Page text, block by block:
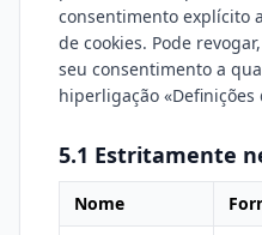
consentimento explícito
de cookies. Pode
seu consentimento a
hiperligação «Definições
5.1 Estritamente
Nome